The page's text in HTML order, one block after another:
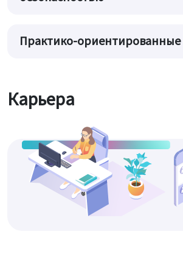
Практико-ориентированные
Карьера